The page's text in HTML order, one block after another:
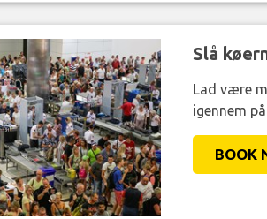
Slå
Lad være
igennem
BOOK